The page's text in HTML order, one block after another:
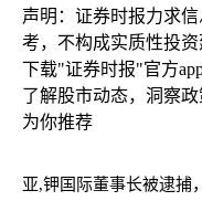
声明：证券时报力求
考，不构成实质性投
下载"证券时报"官方
了解股市动态，洞察政
为你推荐
亚,钾国际董事长被逮捕